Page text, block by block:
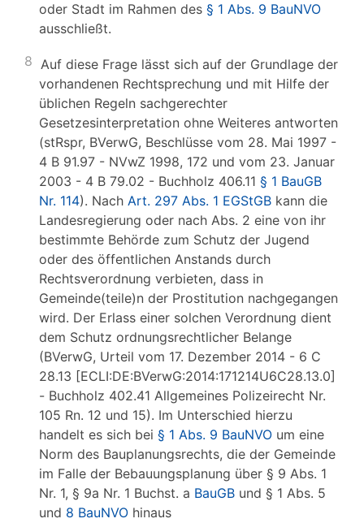
oder Stadt im Rahmen des § 1 Abs. 9 BauNVO
ausschließt.
8 Auf diese Frage lässt sich auf der Grundlage der
vorhandenen Rechtsprechung und mit Hilfe der
üblichen Regeln sachgerechter
Gesetzesinterpretation ohne Weiteres antworten
(stRspr, BVerwG, Beschlüsse vom 28. Mai 1997 -
4 B 91.97 - NVwZ 1998, 172 und vom 23. Januar
2003 - 4 B 79.02 - Buchholz 406.11 § 1 BauGB
Nr. 114). Nach Art. 297 Abs. 1 EGStGB kann die
Landesregierung oder nach Abs. 2 eine von ihr
bestimmte Behörde zum Schutz der Jugend
oder des öffentlichen Anstands durch
Rechtsverordnung verbieten, dass in
Gemeinde(teile)n der Prostitution nachgegangen
wird. Der Erlass einer solchen Verordnung dient
dem Schutz ordnungsrechtlicher Belange
(BVerwG, Urteil vom 17. Dezember 2014 - 6 C
28.13 [ECLI:DE:BVerwG:2014:171214U6C28.13.0]
- Buchholz 402.41 Allgemeines Polizeirecht Nr.
105 Rn. 12 und 15). Im Unterschied hierzu
handelt es sich bei § 1 Abs. 9 BauNVO um eine
Norm des Bauplanungsrechts, die der Gemeinde
im Falle der Bebauungsplanung über § 9 Abs. 1
Nr. 1, § 9a Nr. 1 Buchst. a BauGB und § 1 Abs. 5
und 8 BauNVO hinaus